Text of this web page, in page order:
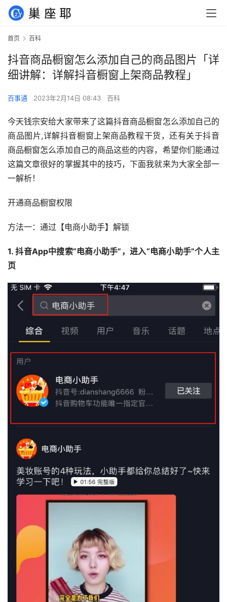
首页 百科
抖音商品橱窗怎么添加自己的商品图片「详
细讲解：详解抖音橱窗上架商品教程」
百事通 2023年2月14日 08:43 百科
今天钱宗安给大家带来了这篇抖音商品橱窗怎么添加自己的
商品图片,详解抖音橱窗上架商品教程干货，还有关于抖音
商品橱窗怎么添加自己的商品这些的内容，希望你们能通过
这篇文章很好的掌握其中的技巧，下面我就来为大家全部一
一解析！
开通商品橱窗权限
方法一：通过【电商小助手】解锁
1. 抖音App中搜索“电商小助手”，进入“电商小助手”个人主
页